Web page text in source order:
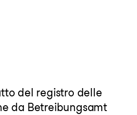
del registro delle
da Betreibungsamt